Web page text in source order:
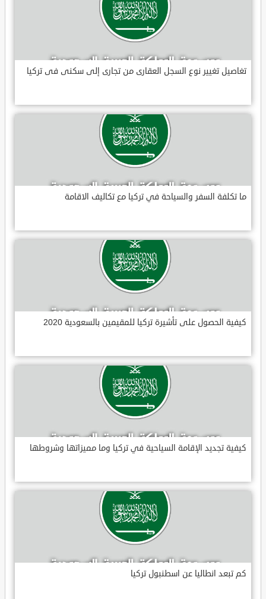
تغاصيل تغيير نوع السجل العقارى من تجارى إلى سكنى فى تركيا
ما تكلفة السفر والسياحة في تركيا مع تكاليف الاقامة
كيفية الحصول على تأشيرة تركيا للمقيمين بالسعودية 2020
كيفية تجديد الإقامة السياحية في تركيا وما مميزاتها وشروطها
كم تبعد انطاليا عن اسطنبول تركيا